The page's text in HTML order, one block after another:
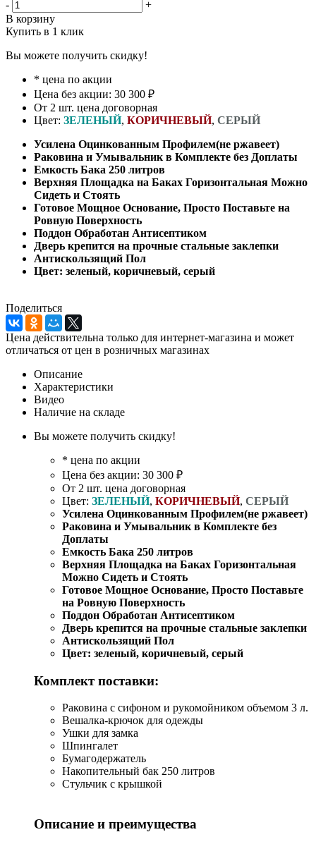
-
+
В корзину
Купить в 1 клик
Вы можете получить скидку!
* цена по акции
Цена без акции: 30 300 ₽
От 2 шт. цена договорная
Цвет: ЗЕЛЕНЫЙ, КОРИЧНЕВЫЙ, СЕРЫЙ
Усилена Оцинкованным Профилем(не ржавеет)
Раковина и Умывальник в Комплекте без Доплаты
Емкость Бака 250 литров
Верхняя Площадка на Баках Горизонтальная Можно
Сидеть и Стоять
Готовое Мощное Основание, Просто Поставьте на
Ровную Поверхность
Поддон Обработан Антисептиком
Дверь крепится на прочные стальные заклепки
Антискользящий Пол
Цвет: зеленый, коричневый, серый
Поделиться
Цена действительна только для интернет-магазина и может
отличаться от цен в розничных магазинах
Описание
Характеристики
Видео
Наличие на складе
Вы можете получить скидку!
* цена по акции
Цена без акции: 30 300 ₽
От 2 шт. цена договорная
Цвет: ЗЕЛЕНЫЙ, КОРИЧНЕВЫЙ, СЕРЫЙ
Усилена Оцинкованным Профилем(не ржавеет)
Раковина и Умывальник в Комплекте без
Доплаты
Емкость Бака 250 литров
Верхняя Площадка на Баках Горизонтальная
Можно Сидеть и Стоять
Готовое Мощное Основание, Просто Поставьте
на Ровную Поверхность
Поддон Обработан Антисептиком
Дверь крепится на прочные стальные заклепки
Антискользящий Пол
Цвет: зеленый, коричневый, серый
Комплект поставки:
Раковина с сифоном и рукомойником объемом 3 л.
Вешалка-крючок для одежды
Ушки для замка
Шпингалет
Бумагодержатель
Накопительный бак 250 литров
Стульчик с крышкой
Описание и преимущества